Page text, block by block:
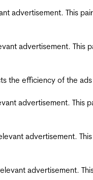
advertisement. This
advertisement.
the efficiency of the
advertisement. This
advertisement.
advertisement.